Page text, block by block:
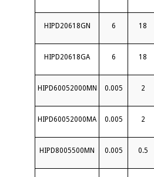
HIPD20618GN 6 18
HIPD20618GA 6 18
HIPD60052000MN 0.005 2
HIPD60052000MA 0.005 2
HIPD8005500MN 0.005 0.5